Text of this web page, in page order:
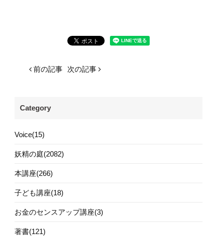
前の記事 次の記事
Category
Voice(15)
妖精の庭(2082)
本講座(266)
子ども講座(18)
お金のセンスアップ講座(3)
著書(121)